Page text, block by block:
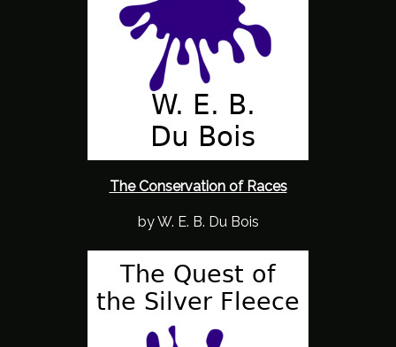
The Conservation of Races
by W. E. B. Du Bois